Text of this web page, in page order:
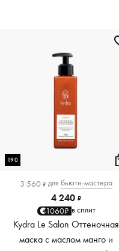
190
3 560 ₽ для бьюти-мастера
4 240 ₽
1060₽ в сплит
Kydra Le Salon Оттеночная
маска с маслом манго и